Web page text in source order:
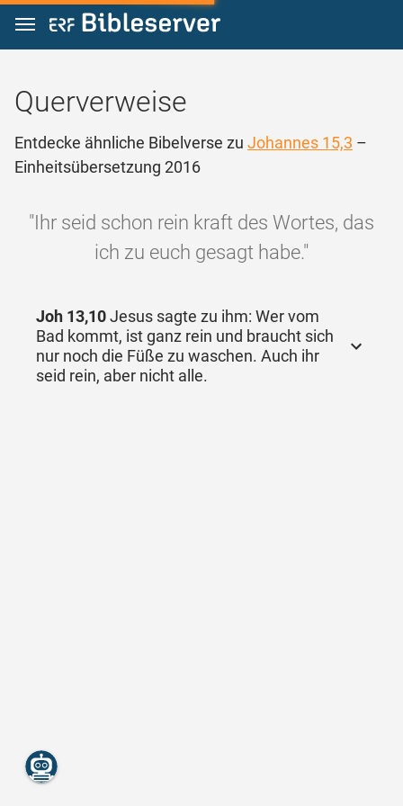
Zum Inhalt springen
Querverweise
Entdecke ähnliche Bibelverse zu Johannes 15,3 –
Einheitsübersetzung 2016
"Ihr seid schon rein kraft des Wortes, das
ich zu euch gesagt habe."
Joh 13,10Jesus sagte zu ihm: Wer vom
Bad kommt, ist ganz rein und braucht sich
nur noch die Füße zu waschen. Auch ihr
seid rein, aber nicht alle.